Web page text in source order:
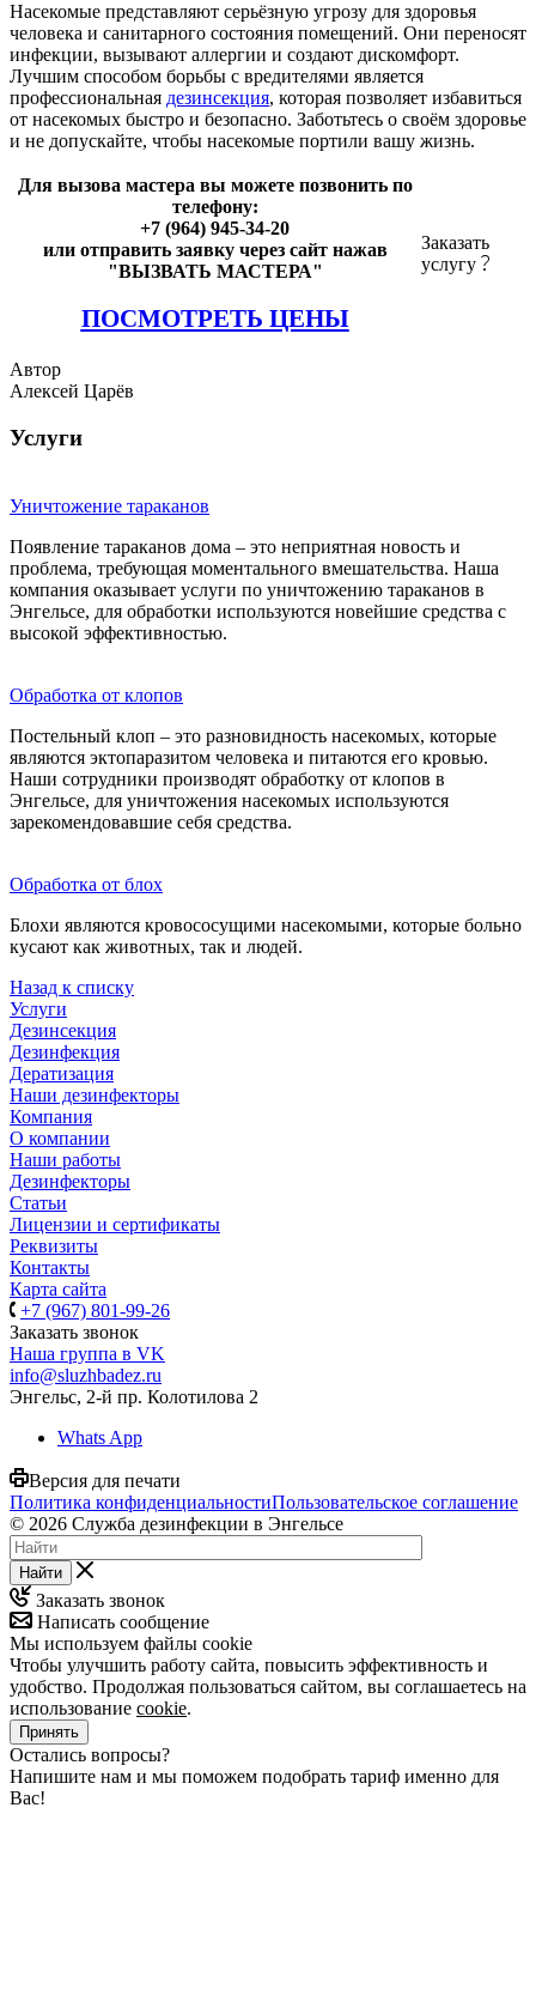
Насекомые представляют серьёзную угрозу для здоровья
человека и санитарного состояния помещений. Они переносят
инфекции, вызывают аллергии и создают дискомфорт.
Лучшим способом борьбы с вредителями является
профессиональная дезинсекция, которая позволяет избавиться
от насекомых быстро и безопасно. Заботьтесь о своём здоровье
и не допускайте, чтобы насекомые портили вашу жизнь.
Для вызова мастера вы можете позвонить по
телефону:
+7 (964) 945-34-20
или отправить заявку через сайт нажав
"ВЫЗВАТЬ МАСТЕРА"
ПОСМОТРЕТЬ ЦЕНЫ
Заказать
услугу
Автор
Алексей Царёв
Услуги
Уничтожение тараканов
Появление тараканов дома – это неприятная новость и
проблема, требующая моментального вмешательства. Наша
компания оказывает услуги по уничтожению тараканов в
Энгельсе, для обработки используются новейшие средства с
высокой эффективностью.
Обработка от клопов
Постельный клоп – это разновидность насекомых, которые
являются эктопаразитом человека и питаются его кровью.
Наши сотрудники производят обработку от клопов в
Энгельсе, для уничтожения насекомых используются
зарекомендовавшие себя средства.
Обработка от блох
Блохи являются кровососущими насекомыми, которые больно
кусают как животных, так и людей.
Назад к списку
Услуги
Дезинсекция
Дезинфекция
Дератизация
Наши дезинфекторы
Компания
О компании
Наши работы
Дезинфекторы
Статьи
Лицензии и сертификаты
Реквизиты
Контакты
Карта сайта
+7 (967) 801-99-26
Заказать звонок
Наша группа в VK
info@sluzhbadez.ru
Энгельс, 2-й пр. Колотилова 2
Whats App
Версия для печати
Политика конфиденциальностиПользовательское соглашение
© 2026 Служба дезинфекции в Энгельсе
Найти
Заказать звонок
Написать сообщение
Мы используем файлы cookie
Чтобы улучшить работу сайта, повысить эффективность и
удобство. Продолжая пользоваться сайтом, вы соглашаетесь на
использование cookie.
Принять
Остались вопросы?
Напишите нам и мы поможем подобрать тариф именно для
Вас!